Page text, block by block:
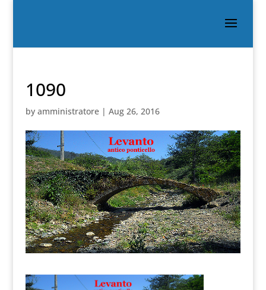
1090
by amministratore| Aug 26, 2016